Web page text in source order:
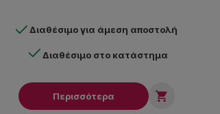
Διαθέσιμο για άμεση αποστολή
Διαθέσιμο στο κατάστημα
Περισσότερα 